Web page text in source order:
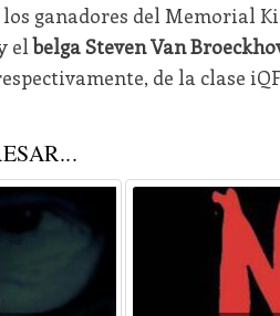
ganadores del Memorial
elbelga Steven Van
de la clase